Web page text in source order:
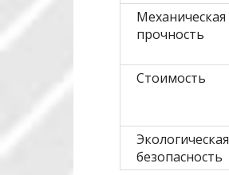
Механическая
прочность
Стоимость
Экологическая
безопасность